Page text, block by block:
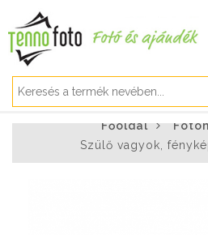
Bejelentkezés
Regisztráció
Főoldal
Szülő vagyok,